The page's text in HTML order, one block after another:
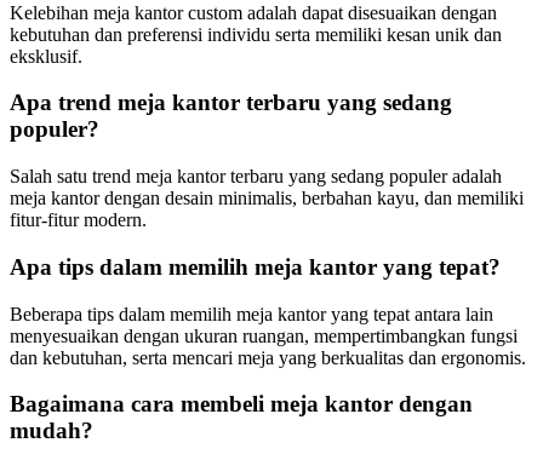
Kelebihan meja kantor custom adalah dapat disesuaikan dengan
kebutuhan dan preferensi individu serta memiliki kesan unik dan
eksklusif.
Apa trend meja kantor terbaru yang sedang
populer?
Salah satu trend meja kantor terbaru yang sedang populer adalah
meja kantor dengan desain minimalis, berbahan kayu, dan memiliki
fitur-fitur modern.
Apa tips dalam memilih meja kantor yang tepat?
Beberapa tips dalam memilih meja kantor yang tepat antara lain
menyesuaikan dengan ukuran ruangan, mempertimbangkan fungsi
dan kebutuhan, serta mencari meja yang berkualitas dan ergonomis.
Bagaimana cara membeli meja kantor dengan
mudah?